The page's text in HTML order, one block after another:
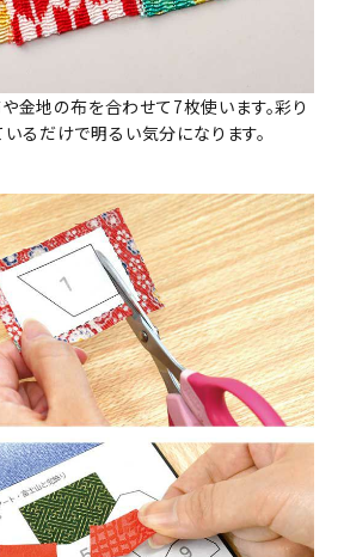
金地の布を合わせて7枚使います。彩り
るだけで明るい気分になります。